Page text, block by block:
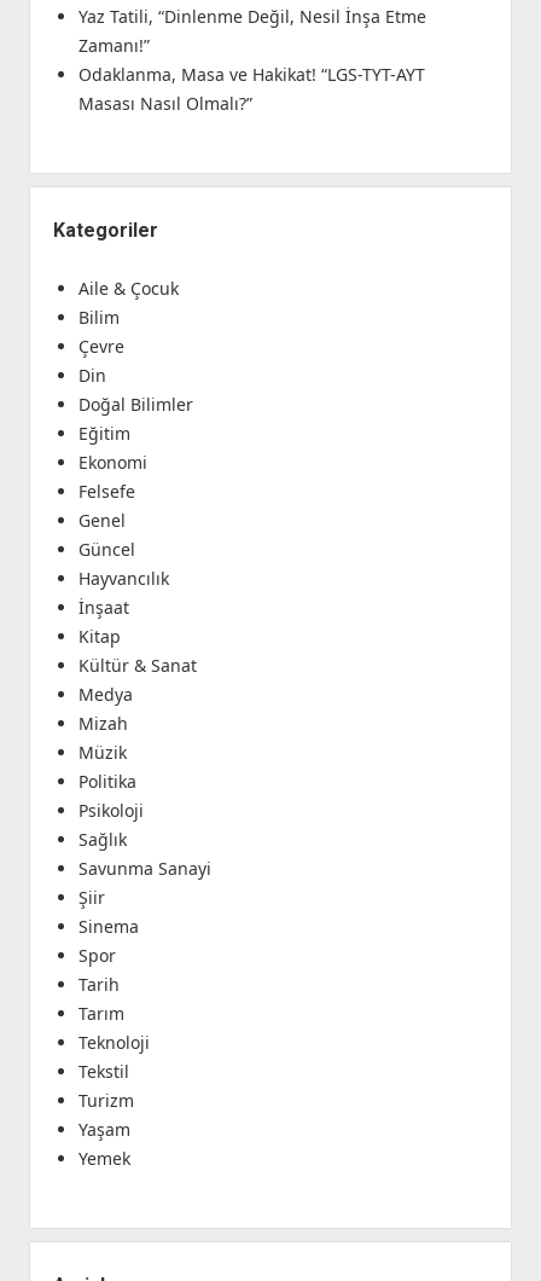
Yaz Tatili, “Dinlenme Değil, Nesil İnşa Etme
Zamanı!”
Odaklanma, Masa ve Hakikat! “LGS-TYT-AYT
Masası Nasıl Olmalı?”
Kategoriler
Aile & Çocuk
Bilim
Çevre
Din
Doğal Bilimler
Eğitim
Ekonomi
Felsefe
Genel
Güncel
Hayvancılık
İnşaat
Kitap
Kültür & Sanat
Medya
Mizah
Müzik
Politika
Psikoloji
Sağlık
Savunma Sanayi
Şiir
Sinema
Spor
Tarih
Tarım
Teknoloji
Tekstil
Turizm
Yaşam
Yemek